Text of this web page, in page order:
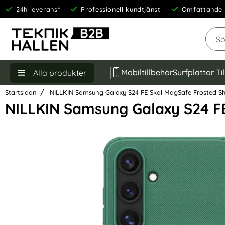
24h leverans* Professionell kundtjänst Omfattande
Sök
Alla produkter MobiltillbehörSurfplattor
Startsidan NILLKIN Samsung Galaxy S24 FE Skal MagSafe Frosted
NILLKIN Samsung Galaxy S24
Hoppa
över